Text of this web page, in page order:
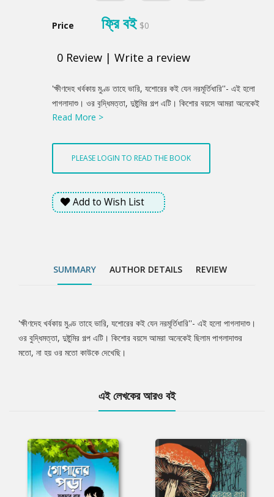
Price ফ্রি বই $0
0 Review | Write a review
Product
Summery
‌'ক্ষীণদেহ খর্বকায় মুণ্ড তাহে ভারি, যশোরের কই যেন নরমূর্তিধারি''- এই হলো
পাগলাদাশু। ওর বুদ্ধিমত্তা, দুষ্টুমির গল্প এটি। কিশোর বয়সে আমরা অনেকেই
ছিলাম পাগলাদাশুর মতো, না হয় ওর মতো কাউকে দেখেছি।
Read More >
PLEASE LOGIN TO READ THE BOOK
Add to Wish List
SUMMARY AUTHOR DETAILS REVIEW
Tab
Article
‌'ক্ষীণদেহ খর্বকায় মুণ্ড তাহে ভারি, যশোরের কই যেন নরমূর্তিধারি''- এই হলো পাগলাদাশু।
ওর বুদ্ধিমত্তা, দুষ্টুমির গল্প এটি। কিশোর বয়সে আমরা অনেকেই ছিলাম পাগলাদাশুর
মতো, না হয় ওর মতো কাউকে দেখেছি।
এই লেখকের আরও বই